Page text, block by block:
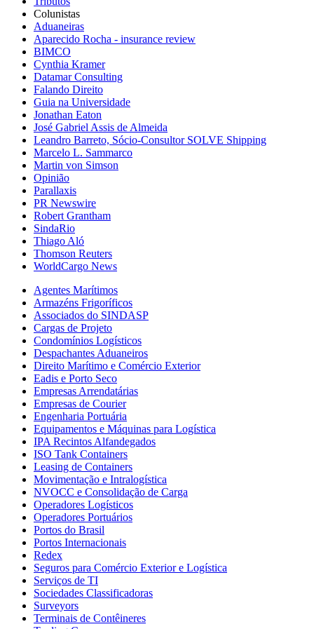
Colunistas
Aduaneiras
Aparecido Rocha - insurance review
BIMCO
Cynthia Kramer
Datamar Consulting
Falando Direito
Guia na Universidade
Jonathan Eaton
José Gabriel Assis de Almeida
Leandro Barreto, Sócio-Consultor SOLVE Shipping
Marcelo L. Sammarco
Martin von Simson
Opinião
Parallaxis
PR Newswire
Robert Grantham
SindaRio
Thiago Aló
Thomson Reuters
WorldCargo News
Agentes Marítimos
Armazéns Frigoríficos
Associados do SINDASP
Cargas de Projeto
Condomínios Logísticos
Despachantes Aduaneiros
Direito Marítimo e Comércio Exterior
Eadis e Porto Seco
Empresas Arrendatárias
Empresas de Courier
Engenharia Portuária
Equipamentos e Máquinas para Logística
IPA Recintos Alfandegados
ISO Tank Containers
Leasing de Containers
Movimentação e Intralogística
NVOCC e Consolidação de Carga
Operadores Logísticos
Operadores Portuários
Portos do Brasil
Portos Internacionais
Redex
Seguros para Comércio Exterior e Logística
Serviços de TI
Sociedades Classificadoras
Surveyors
Terminais de Contêineres